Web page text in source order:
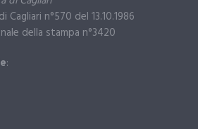
n°570 del 13.10.1986
della stampa n°3420
: